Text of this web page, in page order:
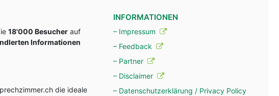
18'000 Besucher auf
Informationen
die ideale
INFORMATIONEN
– Impressum
– Feedback
– Partner
– Disclaimer
– Datenschutzerklärung / Privacy Policy